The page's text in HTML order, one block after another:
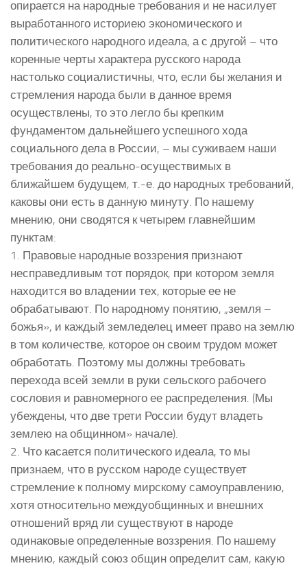
опирается на народные требования и не насилует
выработанного историею экономического и
политического народного идеала, а с другой – что
коренные черты характера русского народа
настолько социалистичны, что, если бы желания и
стремления народа были в данное время
осуществлены, то это легло бы крепким
фундаментом дальнейшего успешного хода
социального дела в России, – мы суживаем наши
требования до реально-осуществимых в
ближайшем будущем, т.-е. до народных требований,
каковы они есть в данную минуту. По нашему
мнению, они сводятся к четырем главнейшим
пунктам:
1. Правовые народные воззрения признают
несправедливым тот порядок, при котором земля
находится во владении тех, которые ее не
обрабатывают. По народному понятию, „земля –
божья», и каждый земледелец имеет право на землю
в том количестве, которое он своим трудом может
обработать. Поэтому мы должны требовать
перехода всей земли в руки сельского рабочего
сословия и равномерного ее распределения. (Мы
убеждены, что две трети России будут владеть
землею на общинном» начале).
2. Что касается политического идеала, то мы
признаем, что в русском народе существует
стремление к полному мирскому самоуправлению,
хотя относительно междуобщинных и внешних
отношений вряд ли существуют в народе
одинаковые определенные воззрения. По нашему
мнению, каждый союз общин определит сам, какую